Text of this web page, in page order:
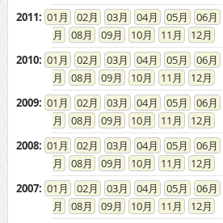
2011: 01 02 03 04 05 06
08
09 10 11
12
2010: 01 02 03 04 05 06
08
09 10 11
12
2009: 01 02 03 04 05 06
08
09 10 11
12
2008: 01 02 03 04 05 06
08
09 10 11
12
2007: 01 02 03 04 05 06
08
09 10 11
12